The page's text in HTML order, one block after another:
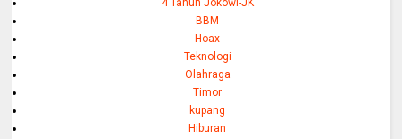
4 Tahun Jokowi-JK
BBM
Hoax
Teknologi
Olahraga
Timor
kupang
Hiburan